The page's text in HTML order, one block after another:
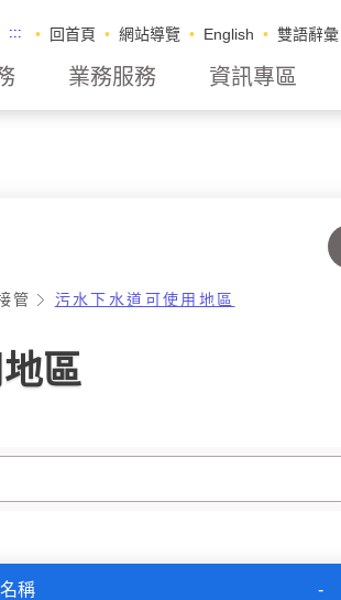
::: 回首頁 網站導覽 English 雙語辭彙
業務服務 資訊專區
管 污水下水道可使用地區
區
稱 -